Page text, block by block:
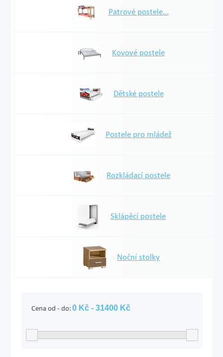
Patrové postele...
Kovové postele
Dětské postele
Postele pro mládež
Rozkládací postele
Sklápěcí postele
Noční stolky
Cena od - do: